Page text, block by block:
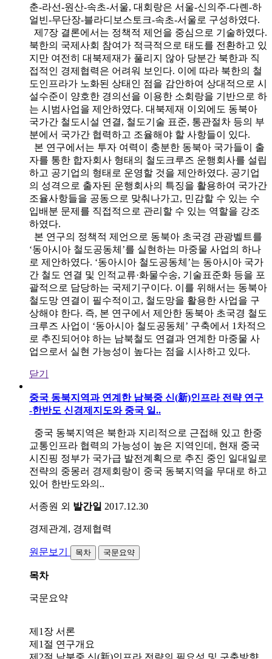
춘-라선-원산-속초-서울, 대회랑은 서울-신의주-다롄-하
얼빈-무단장-블라디보스토크-속초-서울로 구성하였다.
제7장 결론에서는 정책적 제언을 중심으로 기술하였다.
북한의 국제사회 참여가 적극적으로 태도를 전환하고 있
지만 여전히 대북제재가 풀리지 않아 당분간 북한과 직
접적인 경제협력은 어려워 보인다. 이에 따라 북한의 철
도인프라가 노화된 상태인 점을 감안하여 상대적으로 시
설수준이 양호한 경의선을 이용한 소회랑을 기반으로 하
는 시범사업을 제안하였다. 대북제재 이외에도 동북아
국가간 철도시설 연결, 철도기술 표준, 통관절차 등의 부
분에서 국가간 협력하고 조율해야 할 사항들이 있다.
본 연구에서는 투자 여력이 충분한 동북아 국가들이 출
자를 통한 합자회사 형태의 철도크루즈 운행회사를 설립
하고 공기업의 형태로 운영할 것을 제안하였다. 공기업
의 성격으로 출자된 운행회사의 특징을 활용하여 국가간
조율사항들을 공동으로 맞춰나가고, 민감할 수 있는 수
입배분 문제를 직접적으로 관리할 수 있는 역할을 강조
하였다.
본 연구의 정책적 제언으로 동북아 초국경 관광벨트를
‘동아시아 철도공동체’를 실현하는 마중물 사업의 하나
로 제안하였다. ‘동아시아 철도공동체’는 동아시아 국가
간 철도 연결 및 인적교류·화물수송, 기술표준화 등을 포
괄적으로 담당하는 국제기구이다. 이를 위해서는 동북아
철도망 연결이 필수적이고, 철도망을 활용한 사업을 구
상해야 한다. 즉, 본 연구에서 제안한 동북아 초국경 철도
크루즈 사업이 ‘동아시아 철도공동체’ 구축에서 1차적으
로 추진되어야 하는 남북철도 연결과 연계한 마중물 사
업으로서 실현 가능성이 높다는 점을 시사하고 있다.
닫기
중국 동북지역과 연계한 남북중 신(新)인프라 전략 연구
-한반도 신경제지도와 중국 일..
중국 동북지역은 북한과 지리적으로 근접해 있고 한중
교통인프라 협력의 가능성이 높은 지역인데, 현재 중국
시진핑 정부가 국가급 발전계획으로 추진 중인 일대일로
전략의 중몽러 경제회랑이 중국 동북지역을 무대로 하고
있어 한반도와의..
서종원 외 발간일 2017.12.30
경제관계, 경제협력
원문보기 목차 국문요약
목차
국문요약
제1장 서론
제1절 연구개요
제2절 남북중 신(新)인프라 전략의 필요성 및 구축방향